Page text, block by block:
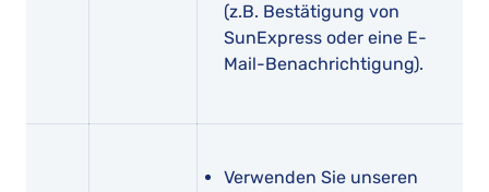
(z.B. Bestätigung von
SunExpress oder eine E-
Mail-Benachrichtigung).
Verwenden Sie unseren